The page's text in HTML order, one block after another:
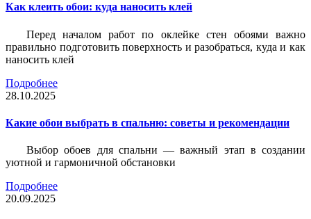
Как клеить обои: куда наносить клей
Перед началом работ по оклейке стен обоями важно
правильно подготовить поверхность и разобраться, куда и как
наносить клей
Подробнее
28.10.2025
Какие обои выбрать в спальню: советы и рекомендации
Выбор обоев для спальни — важный этап в создании
уютной и гармоничной обстановки
Подробнее
20.09.2025